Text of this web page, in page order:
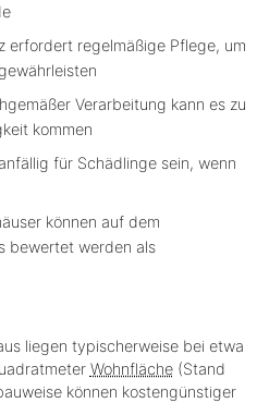
erfordert regelmäßige Pflege, um
Verarbeitung kann es zu
kommen
für Schädlinge sein, wenn
können auf dem
bewertet werden als
liegen typischerweise bei etwa
Wohnfläche(Stand
können kostengünstiger